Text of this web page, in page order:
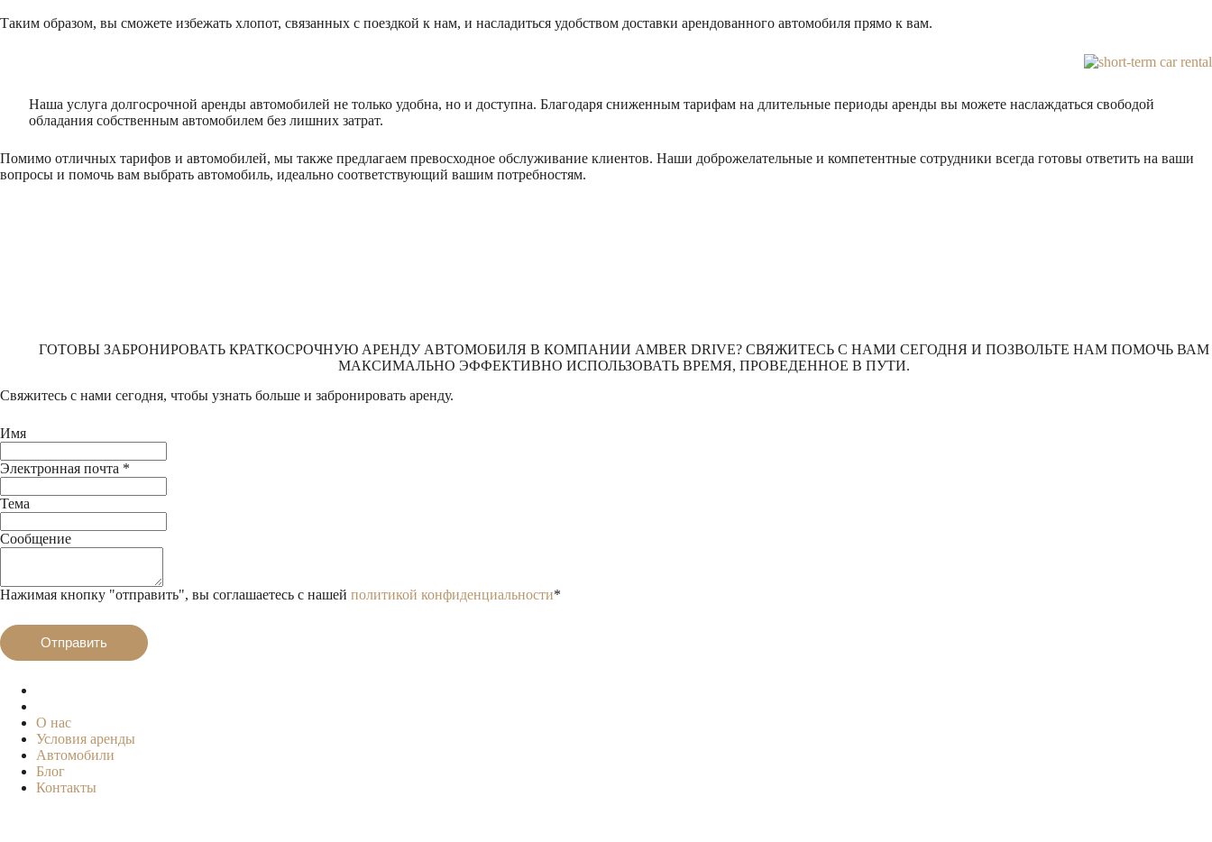
Таким образом, вы сможете избежать хлопот, связанных с поездкой к нам, и насладиться удобством доставки арендованного автомобиля прямо к вам.
Наша услуга долгосрочной аренды автомобилей не только удобна, но и доступна. Благодаря сниженным тарифам на длительные периоды аренды вы можете наслаждаться свободой
обладания собственным автомобилем без лишних затрат.
Помимо отличных тарифов и автомобилей, мы также предлагаем превосходное обслуживание клиентов. Наши доброжелательные и компетентные сотрудники всегда готовы ответить на ваши
вопросы и помочь вам выбрать автомобиль, идеально соответствующий вашим потребностям.
ГОТОВЫ ЗАБРОНИРОВАТЬ КРАТКОСРОЧНУЮ АРЕНДУ АВТОМОБИЛЯ В КОМПАНИИ AMBER DRIVE? СВЯЖИТЕСЬ С НАМИ СЕГОДНЯ И ПОЗВОЛЬТЕ НАМ ПОМОЧЬ ВАМ
МАКСИМАЛЬНО ЭФФЕКТИВНО ИСПОЛЬЗОВАТЬ ВРЕМЯ, ПРОВЕДЕННОЕ В ПУТИ.
Свяжитесь с нами сегодня, чтобы узнать больше и забронировать аренду.
Имя
Электронная почта *
Тема
Сообщение
Нажимая кнопку "отправить", вы соглашаетесь с нашей политикой конфиденциальности*
Отправить
О нас
Условия аренды
Автомобили
Блог
Контакты